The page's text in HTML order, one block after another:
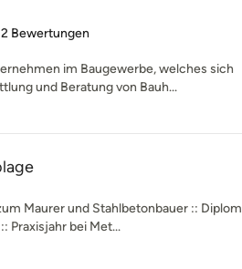
5 von 5 Sternen
2 Bewertungen
im Baugewerbe, welches sich
und Beratung von Bauh...
Maurer und Stahlbetonbauer :: Diplom
Praxisjahr bei Met...